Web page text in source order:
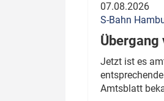
07.08.2026
S-Bahn
Übergang
Jetzt ist es
Amtsblatt